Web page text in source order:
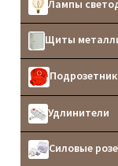
Лампы
Щиты
Удлинители
Силовые